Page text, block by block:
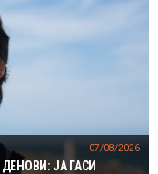
ЈА ГАСИ
07/08/2026